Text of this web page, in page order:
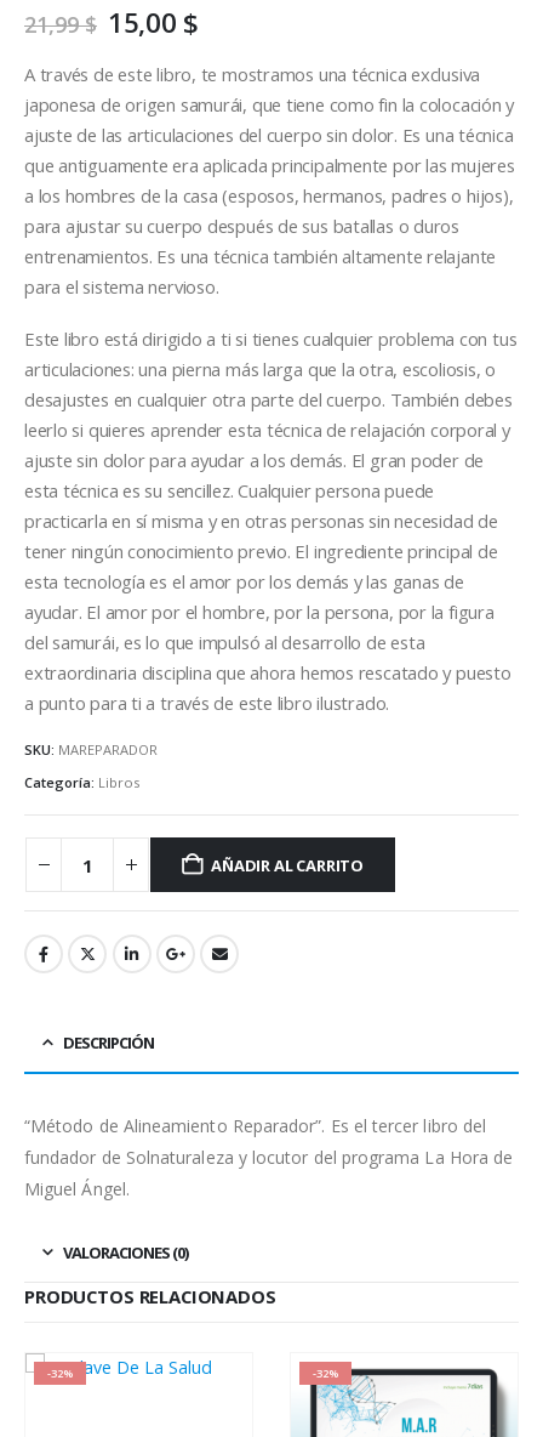
21,99$ El
precio
original
era:
21,99 $.
15,00 $El
actual
es:
15,00 $.
A través de este libro, te mostramos una técnica exclusiva
japonesa de origen samurái, que tiene como fin la colocación y
ajuste de las articulaciones del cuerpo sin dolor. Es una técnica
que antiguamente era aplicada principalmente por las mujeres
a los hombres de la casa (esposos, hermanos, padres o hijos),
para ajustar su cuerpo después de sus batallas o duros
entrenamientos. Es una técnica también altamente relajante
para el sistema nervioso.
Este libro está dirigido a ti si tienes cualquier problema con tus
articulaciones: una pierna más larga que la otra, escoliosis, o
desajustes en cualquier otra parte del cuerpo. También debes
leerlo si quieres aprender esta técnica de relajación corporal y
ajuste sin dolor para ayudar a los demás. El gran poder de
esta técnica es su sencillez. Cualquier persona puede
practicarla en sí misma y en otras personas sin necesidad de
tener ningún conocimiento previo. El ingrediente principal de
esta tecnología es el amor por los demás y las ganas de
ayudar. El amor por el hombre, por la persona, por la figura
del samurái, es lo que impulsó al desarrollo de esta
extraordinaria disciplina que ahora hemos rescatado y puesto
a punto para ti a través de este libro ilustrado.
SKU: MAREPARADOR
Categoría: Libros
AÑADIR AL CARRITO
DESCRIPCIÓN
“Método de Alineamiento Reparador”. Es el tercer libro del
fundador de Solnaturaleza y locutor del programa La Hora de
Miguel Ángel.
VALORACIONES (0)
PRODUCTOS RELACIONADOS
-32% -32%